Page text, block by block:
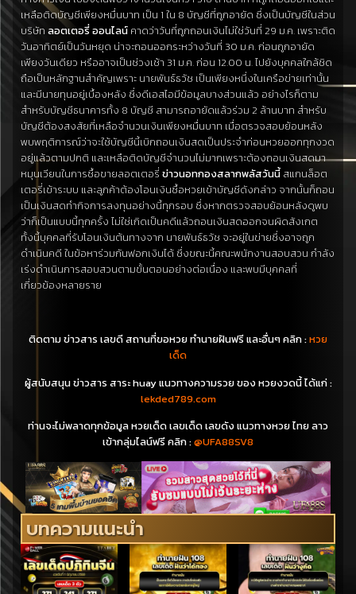
เหลือติดบัญชีเพียงหมื่นบาท เป็น 1 ใน 8 บัญชีที่ถูกอายัด ซึ่งเป็นบัญชีในส่วน
บริษัท ลอตเตอรี่ ออนไลน์ คาดว่าวันที่ถูกถอนเงินไม่ใช่วันที่ 29 ม.ค. เพราะติด
วันอาทิตย์เป็นวันหยุด น่าจะถอนออกระหว่างวันที่ 30 ม.ค. ก่อนถูกอายัด
เพียงวันเดียว หรืออาจเป็นช่วงเช้า 31 ม.ค. ก่อน 12.00 น. ไปยังบุคคลใกล้ชิด
ถือเป็นหลักฐานสำคัญเพราะ นายพันธ์ธวัช เป็นเพียงหนึ่งในเครือข่ายเท่านั้น
และมีนายทุนอยู่เบื้องหลัง ซึ่งดีเอสไอมีข้อมูลบางส่วนแล้ว อย่างไรก็ตาม
สำหรับบัญชีธนาคารทั้ง 8 บัญชี สามารถอายัดแล้วร่วม 2 ล้านบาท สำหรับ
บัญชีต้องสงสัยที่เหลือจำนวนเงินเพียงหมื่นบาท เมื่อตรวจสอบย้อนหลัง
พบพฤติการณ์ว่าจะใช้บัญชีนี้เบิกถอนเงินสดเป็นประจำก่อนหวยออกทุกงวด
อยู่แล้วตามปกติ และเหลือติดบัญชีจำนวนไม่มากเพราะต้องถอนเงินสดมา
หมุนเวียนในการซื้อขายลอตเตอรี่ ข่าวนอทกองสลากพลัสวันนี้ สแกนล็อต
เตอรี่เข้าระบบ และลูกค้าต้องโอนเงินซื้อหวยเข้าบัญชีดังกล่าว จากนั้นก็ถอน
เป็นเงินสดทำกิจการลงทุนอย่างนี้ทุกรอบ ซึ่งหากตรวจสอบย้อนหลังดูพบ
ว่าก็เป็นแบบนี้ทุกครั้ง ไม่ใช่เกิดเป็นคดีแล้วถอนเงินสดออกจนผิดสังเกต
ทั้งนี้บุคคลที่รับโอนเงินต้นทางจาก นายพันธ์ธวัช จะอยู่ในข่ายซึ่งอาจถูก
ดำเนินคดี ในข้อหาร่วมกันฟอกเงินได้ ซึ่งขณะนี้คณะพนักงานสอบสวน กำลัง
เร่งดำเนินการสอบสวนตามขั้นตอนอย่างต่อเนื่อง และพบมีบุคคลที่
เกี่ยวข้องหลายราย
ติดตาม ข่าวสาร เลขดี สถานที่ขอหวย ทำนายฝันฟรี และอื่นๆ คลิก :หวย
เด็ด
ผู้สนับสนุน ข่าวสาร สาระ huay แนวทางความรวย ของ หวยงวดนี้ ได้แก่ :
lekded789.com
ท่านจะไม่พลาดทุกข้อมูล หวยเด็ด เลขเด็ด เลขดัง แนวทางหวย ไทย ลาว
เข้ากลุ่มไลน์ฟรี คลิก :@UFA88SV8
บทความแนะนำ